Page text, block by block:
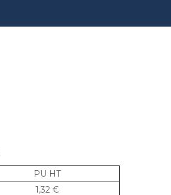
PU HT
1,32 €